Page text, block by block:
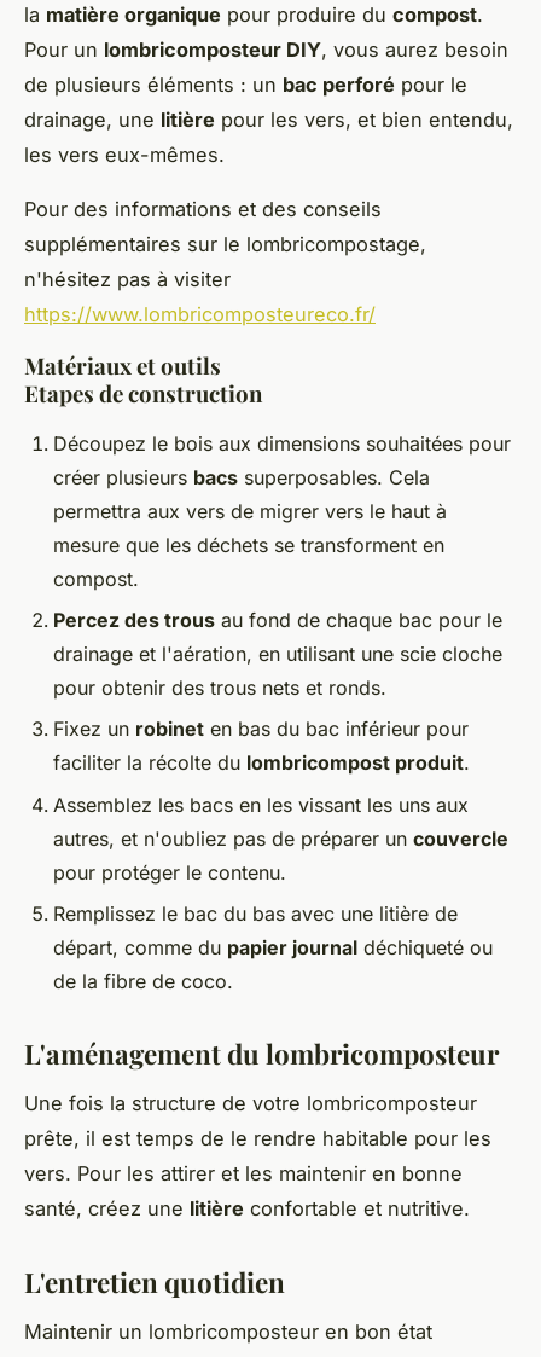
la matière organique pour produire du compost.
Pour un lombricomposteur DIY, vous aurez besoin
de plusieurs éléments : un bac perforé pour le
drainage, une litière pour les vers, et bien entendu,
les vers eux-mêmes.
Pour des informations et des conseils
supplémentaires sur le lombricompostage,
n'hésitez pas à visiter
https://www.lombricomposteureco.fr/
Matériaux et outils
Etapes de construction
Découpez le bois aux dimensions souhaitées pour
créer plusieurs bacs superposables. Cela
permettra aux vers de migrer vers le haut à
mesure que les déchets se transforment en
compost.
Percez des trous au fond de chaque bac pour le
drainage et l'aération, en utilisant une scie cloche
pour obtenir des trous nets et ronds.
Fixez un robinet en bas du bac inférieur pour
faciliter la récolte du lombricompost produit.
Assemblez les bacs en les vissant les uns aux
autres, et n'oubliez pas de préparer un couvercle
pour protéger le contenu.
Remplissez le bac du bas avec une litière de
départ, comme du papier journal déchiqueté ou
de la fibre de coco.
L'aménagement du lombricomposteur
Une fois la structure de votre lombricomposteur
prête, il est temps de le rendre habitable pour les
vers. Pour les attirer et les maintenir en bonne
santé, créez une litière confortable et nutritive.
L'entretien quotidien
Maintenir un lombricomposteur en bon état